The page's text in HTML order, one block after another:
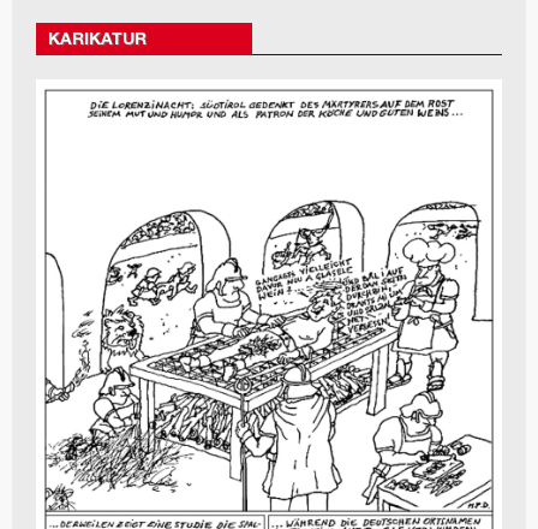
KARIKATUR